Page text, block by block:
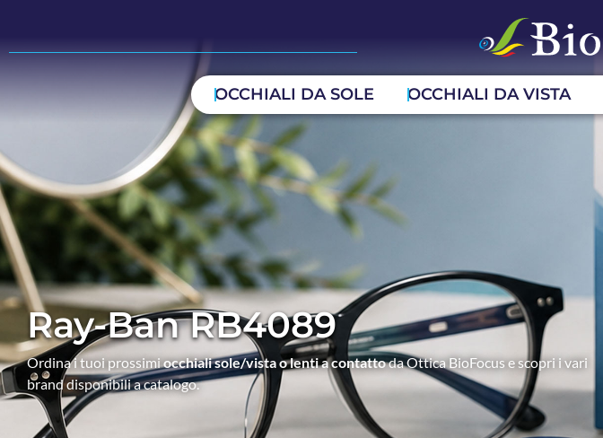
OCCHIALI DA SOLE OCCHIALI DA VISTA
Ray-Ban RB4089
Ordina i tuoi prossimiocchiali sole/vista o lenti a contattoda Ottica BioFocus e scopri i vari
brand disponibili a catalogo.